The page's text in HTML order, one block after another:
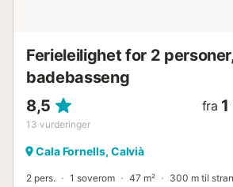
Ferieleilighet for 2
badebasseng
8,5
13 vurderinger
fra
Cala Fornells, Calvià
2 pers. 1 soverom 47 m² 300 m til